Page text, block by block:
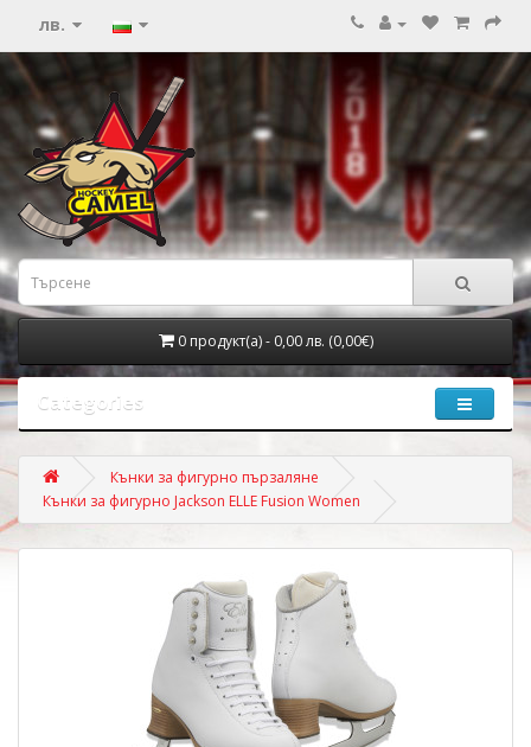
лв.
0 продукт(а) - 0,00 лв. (0,00€)
Categories
Кънки за фигурно пързаляне
Кънки за фигурно Jackson ELLE Fusion Women